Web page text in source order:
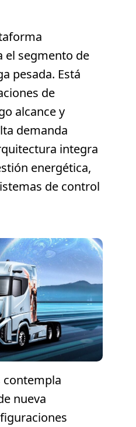
el segmento de
pesada. Está
de
alcance y
demanda
integra
energética,
de control
contempla
nueva